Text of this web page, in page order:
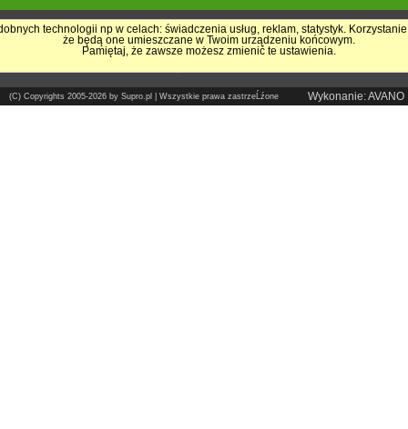
Pokrycia Dachowe - Supro.pl
Sklep internetowy
Wykonanie: AVANO
(C) Copyrights 2005-2026 by Supro.pl | Wszystkie prawa zastrzeĹźone
technologii np w celach: świadczenia usług, reklam, statystyk.
że będą one umieszczane w Twoim urządzeniu końcowym.
Pamiętaj, że zawsze możesz zmienić te ustawienia.